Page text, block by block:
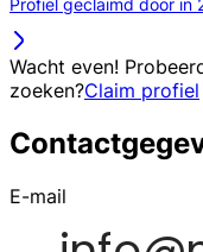
Profiel geclaimd door in
Wacht even!
zoeken?Claim profiel
E-mail